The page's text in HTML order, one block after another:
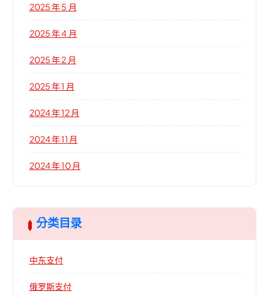
2025 年 5 月
2025 年 4 月
2025 年 2 月
2025 年 1 月
2024 年 12 月
2024 年 11 月
2024 年 10 月
分类目录
中东支付
俄罗斯支付